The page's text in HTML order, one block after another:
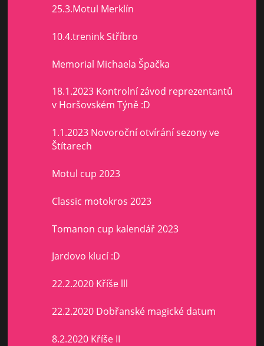
25.3.Motul Merklín
10.4.trenink Stříbro
Memorial Michaela Špačka
18.1.2023 Kontrolní závod reprezentantů
v Horšovském Týně :D
1.1.2023 Novoroční otvírání sezony ve
Štítarech
Motul cup 2023
Classic motokros 2023
Tomanon cup kalendář 2023
Jardovo klucí :D
22.2.2020 Kříše lll
22.2.2020 Dobřanské magické datum
8.2.2020 Kříše II